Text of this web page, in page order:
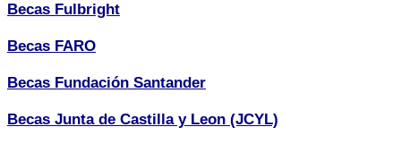
Becas Fulbright
Becas FARO
Becas Fundación Santander
Becas Junta de Castilla y Leon (JCYL)